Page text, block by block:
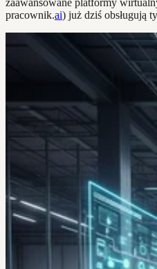
pracownik.ai) już dziś obsługują